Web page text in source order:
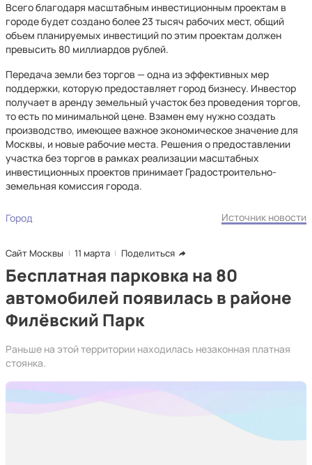
Всего благодаря масштабным инвестиционным проектам в
городе будет создано более 23 тысяч рабочих мест, общий
объем планируемых инвестиций по этим проектам должен
превысить 80 миллиардов рублей.
Передача земли без торгов — одна из эффективных мер
поддержки, которую предоставляет город бизнесу. Инвестор
получает в аренду земельный участок без проведения торгов,
то есть по минимальной цене. Взамен ему нужно создать
производство, имеющее важное экономическое значение для
Москвы, и новые рабочие места. Решения о предоставлении
участка без торгов в рамках реализации масштабных
инвестиционных проектов принимает Градостроительно-
земельная комиссия города.
Город Источник новости
Сайт Москвы 11 марта Поделиться
Бесплатная парковка на 80
автомобилей появилась в районе
Филёвский Парк
Раньше на этой территории находилась незаконная платная
стоянка.